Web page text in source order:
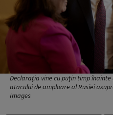
Declarația vine cu puţin timp
atacului de amploare al Rusiei
Images